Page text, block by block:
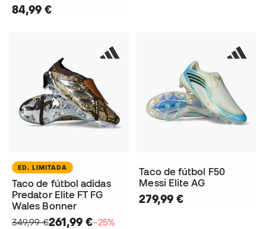
84,99 €
ED. LIMITADA
Taco de fútbol adidas
Predator Elite FT FG
Wales Bonner
349,99 €261,99 €−25%
Taco de fútbol F50
Messi Elite AG
279,99 €